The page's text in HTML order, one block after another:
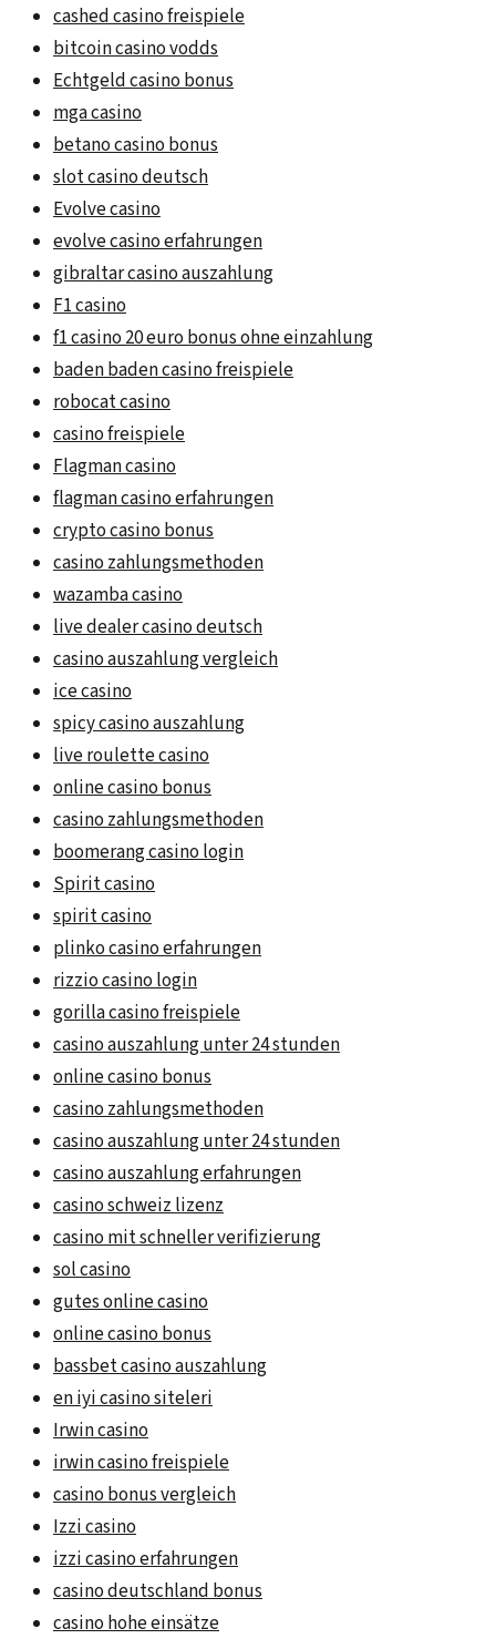
cashed casino freispiele
bitcoin casino vodds
Echtgeld casino bonus
mga casino
betano casino bonus
slot casino deutsch
Evolve casino
evolve casino erfahrungen
gibraltar casino auszahlung
F1 casino
f1 casino 20 euro bonus ohne einzahlung
baden baden casino freispiele
robocat casino
casino freispiele
Flagman casino
flagman casino erfahrungen
crypto casino bonus
casino zahlungsmethoden
wazamba casino
live dealer casino deutsch
casino auszahlung vergleich
ice casino
spicy casino auszahlung
live roulette casino
online casino bonus
casino zahlungsmethoden
boomerang casino login
Spirit casino
spirit casino
plinko casino erfahrungen
rizzio casino login
gorilla casino freispiele
casino auszahlung unter 24 stunden
online casino bonus
casino zahlungsmethoden
casino auszahlung unter 24 stunden
casino auszahlung erfahrungen
casino schweiz lizenz
casino mit schneller verifizierung
sol casino
gutes online casino
online casino bonus
bassbet casino auszahlung
en iyi casino siteleri
Irwin casino
irwin casino freispiele
casino bonus vergleich
Izzi casino
izzi casino erfahrungen
casino deutschland bonus
casino hohe einsätze